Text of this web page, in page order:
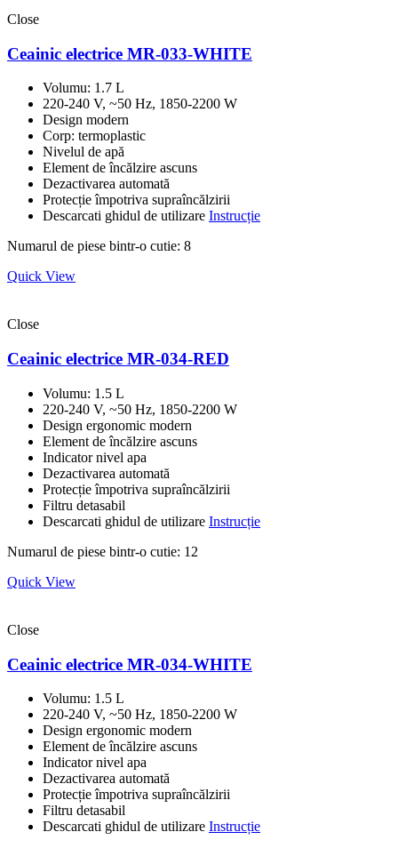
Close
Ceainic electrice MR-033-WHITE
Volumu: 1.7 L
220-240 V, ~50 Hz, 1850-2200 W
Design modern
Corp: termoplastic
Nivelul de apă
Element de încălzire ascuns
Dezactivarea automată
Protecție împotriva supraîncălzirii
Descarcati ghidul de utilizare Instrucție
Numarul de piese bintr-o cutie: 8
Quick View
Close
Ceainic electrice MR-034-RED
Volumu: 1.5 L
220-240 V, ~50 Hz, 1850-2200 W
Design ergonomic modern
Element de încălzire ascuns
Indicator nivel apa
Dezactivarea automată
Protecție împotriva supraîncălzirii
Filtru detasabil
Descarcati ghidul de utilizare Instrucție
Numarul de piese bintr-o cutie: 12
Quick View
Close
Ceainic electrice MR-034-WHITE
Volumu: 1.5 L
220-240 V, ~50 Hz, 1850-2200 W
Design ergonomic modern
Element de încălzire ascuns
Indicator nivel apa
Dezactivarea automată
Protecție împotriva supraîncălzirii
Filtru detasabil
Descarcati ghidul de utilizare Instrucție